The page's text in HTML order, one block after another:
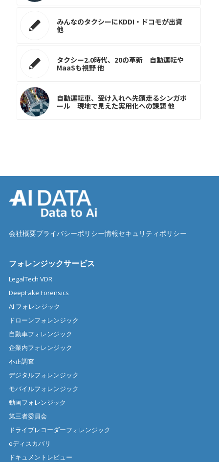
みんなのタクシーにKDDI・ドコモが出資
他
タクシー2.0時代、20の革新 自動運転や
MaaSも視野 他
自動運転車、受け入れへ先頭走るシンガポ
ール 現地で見えた実用化への課題 他
会社概要プライバシーポリシー情報セキュリティポリシー
フォレンジックサービス
LegalTech VDR
DeepFake Forensics
AI フォレンジック
ドローンフォレンジック
自動車フォレンジック
企業内フォレンジック
不正調査
デジタルフォレンジック
モバイルフォレンジック
動画フォレンジック
第三者委員会
ドライブレコーダーフォレンジック
eディスカバリ
ドキュメントレビュー